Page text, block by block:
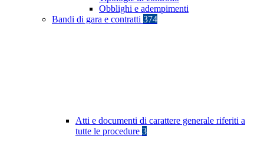
Obblighi e adempimenti
Bandi di gara e contratti 374
Atti e documenti di carattere generale riferiti a
tutte le procedure 3